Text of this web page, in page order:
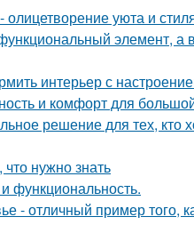
уюта и
элемент, а
интерьер с
и комфорт для
решение для тех, кто
нужно знать
функциональность.
- отличный пример того,